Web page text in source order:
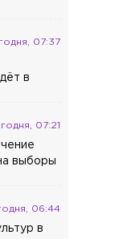
07:37
в
07:21
выборы
06:44
в